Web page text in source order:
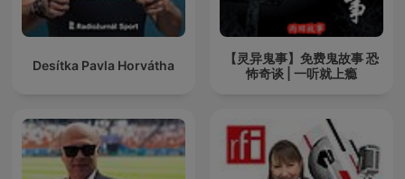
Desítka Pavla Horvátha
【灵异鬼事】免费鬼故事 恐
怖奇谈 | 一听就上瘾